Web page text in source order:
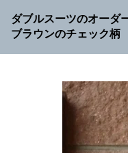
ダブルスーツのオーダ
ブラウンのチェック柄